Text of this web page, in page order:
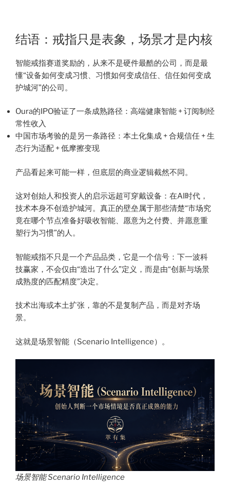
结语：戒指只是表象，场景才是内核
智能戒指赛道奖励的，从来不是硬件最酷的公司，而是最
懂“设备如何变成习惯、习惯如何变成信任、信任如何变成
护城河”的公司。
Oura的IPO验证了一条成熟路径：高端健康智能 + 订阅制经
常性收入
中国市场考验的是另一条路径：本土化集成 + 合规信任 + 生
态行为适配 + 低摩擦变现
产品看起来可能一样，但底层的商业逻辑截然不同。
这对创始人和投资人的启示远超可穿戴设备：在AI时代，
技术本身不创造护城河。真正的壁垒属于那些清楚“市场究
竟在哪个节点准备好吸收智能、愿意为之付费、并愿意重
塑行为习惯”的人。
智能戒指不只是一个产品品类，它是一个信号：下一波科
技赢家，不会仅由“造出了什么”定义，而是由“创新与场景
成熟度的匹配精度”决定。
技术出海或本土扩张，靠的不是复制产品，而是对齐场
景。
这就是场景智能（Scenario Intelligence）。
场景智能 Scenario Intelligence